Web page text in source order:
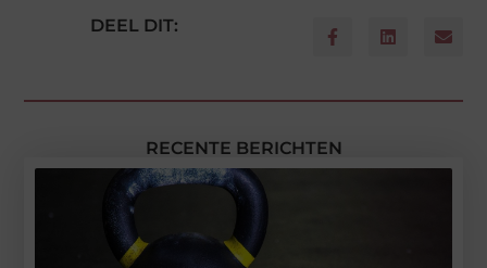
DEEL DIT:
RECENTE BERICHTEN